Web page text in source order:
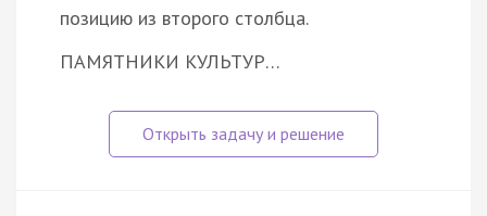
позицию из второго столбца.
ПАМЯТНИКИ КУЛЬТУР…